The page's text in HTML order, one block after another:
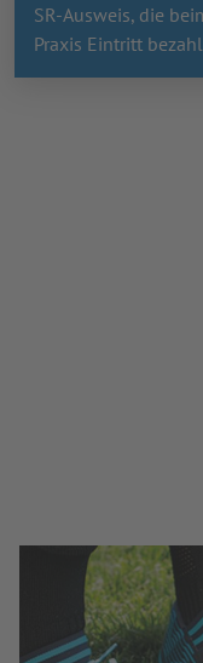
SR-Ausweis, die
Praxis Eintritt